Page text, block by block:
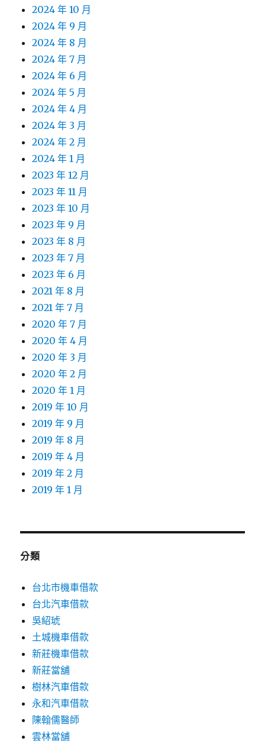
2024 年 10 月
2024 年 9 月
2024 年 8 月
2024 年 7 月
2024 年 6 月
2024 年 5 月
2024 年 4 月
2024 年 3 月
2024 年 2 月
2024 年 1 月
2023 年 12 月
2023 年 11 月
2023 年 10 月
2023 年 9 月
2023 年 8 月
2023 年 7 月
2023 年 6 月
2021 年 8 月
2021 年 7 月
2020 年 7 月
2020 年 4 月
2020 年 3 月
2020 年 2 月
2020 年 1 月
2019 年 10 月
2019 年 9 月
2019 年 8 月
2019 年 4 月
2019 年 2 月
2019 年 1 月
分類
台北市機車借款
台北汽車借款
吳紹琥
土城機車借款
新莊機車借款
新莊當舖
樹林汽車借款
永和汽車借款
陳翰儒醫師
雲林當舖